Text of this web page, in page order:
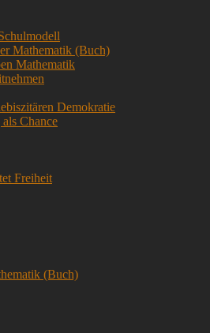
Mathematik (Buch)
Mathematik
Demokratie
Chance
Freiheit
(Buch)